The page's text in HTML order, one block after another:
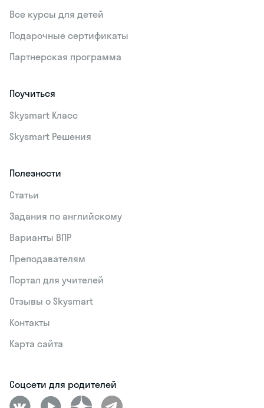
Все курсы для детей
Подарочные сертификаты
Партнерская программа
Поучиться
Skysmart Класс
Skysmart Решения
Полезности
Статьи
Задания по английскому
Варианты ВПР
Преподавателям
Портал для учителей
Отзывы о Skysmart
Контакты
Карта сайта
Соцсети для родителей